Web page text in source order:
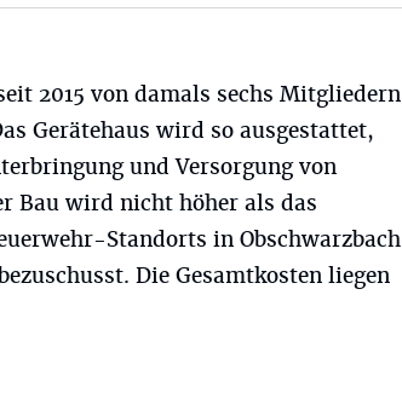
2015 von damals sechs Mitgliedern
Gerätehaus wird so ausgestattet,
und Versorgung von
Bau wird nicht höher als das
Standorts in Obschwarzbach
Die Gesamtkosten liegen